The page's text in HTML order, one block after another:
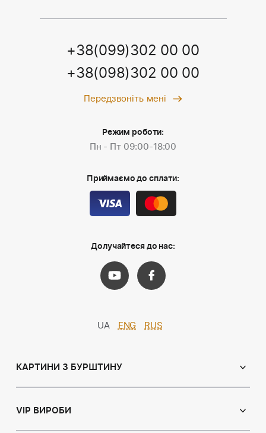
+38(099)302 00 00
+38(098)302 00 00
Передзвоніть мені
Режим роботи:
Пн - Пт 09:00-18:00
Приймаємо до сплати:
Долучайтеся до нас:
UA ENG RUS
КАРТИНИ З БУРШТИНУ
Іменні ікони
VIP ВИРОБИ